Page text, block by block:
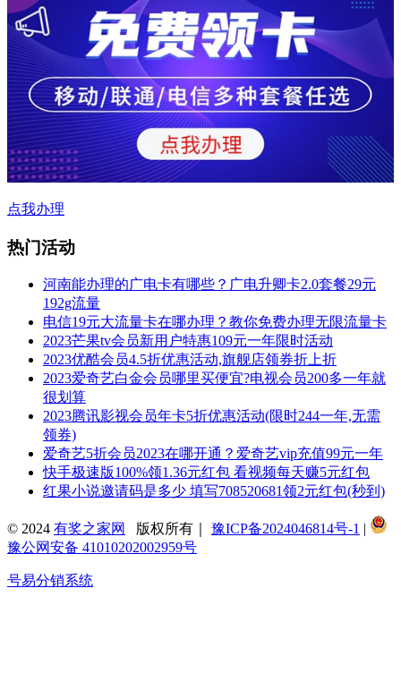
点我办理
热门活动
河南能办理的广电卡有哪些？广电升卿卡2.0套餐29元
192g流量
电信19元大流量卡在哪办理？教你免费办理无限流量卡
2023芒果tv会员新用户特惠109元一年限时活动
2023优酷会员4.5折优惠活动,旗舰店领券折上折
2023爱奇艺白金会员哪里买便宜?电视会员200多一年就
很划算
2023腾讯影视会员年卡5折优惠活动(限时244一年,无需
领券)
爱奇艺5折会员2023在哪开通？爱奇艺vip充值99元一年
快手极速版100%领1.36元红包 看视频每天赚5元红包
红果小说邀请码是多少 填写708520681领2元红包(秒到)
© 2024 有奖之家网 版权所有｜ 豫ICP备2024046814号-1 |
豫公网安备 41010202002959号
号易分销系统